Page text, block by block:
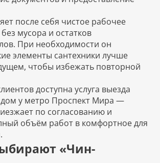
после себя чистое рабочее
мусора и остатков
При необходимости он
элементы сантехники лучше
чтобы избежать повторной
доступна услуга выезда
дом у метро Проспект Мира —
по согласованию и
объём работ в комфортное для
«Чин-